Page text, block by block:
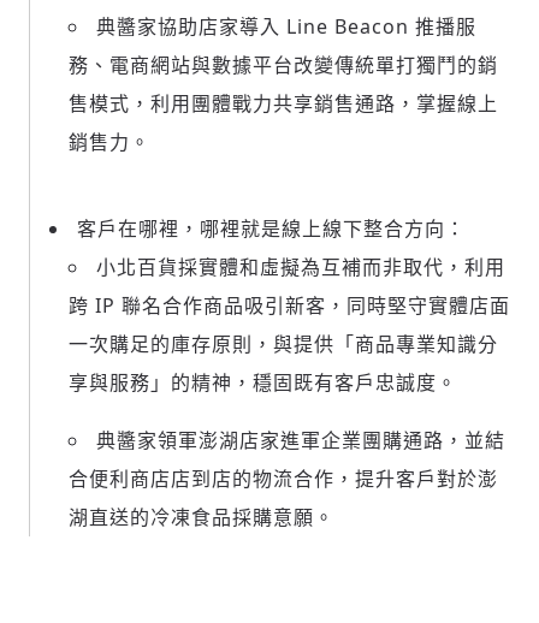
(十分鐘內有效)
驗證
典醬家協助店家導入 Line Beacon 推播服
務、電商網站與數據平台改變傳統單打獨鬥的銷
售模式，利用團體戰力共享銷售通路，掌握線上
銷售力。
客戶在哪裡，哪裡就是線上線下整合方向：
小北百貨採實體和虛擬為互補而非取代，利用
跨 IP 聯名合作商品吸引新客，同時堅守實體店面
一次購足的庫存原則，與提供「商品專業知識分
享與服務」的精神，穩固既有客戶忠誠度。
典醬家領軍澎湖店家進軍企業團購通路，並結
合便利商店店到店的物流合作，提升客戶對於澎
湖直送的冷凍食品採購意願。